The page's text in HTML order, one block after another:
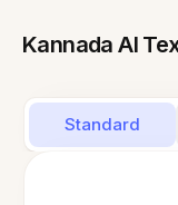
Kannada AI
Standard